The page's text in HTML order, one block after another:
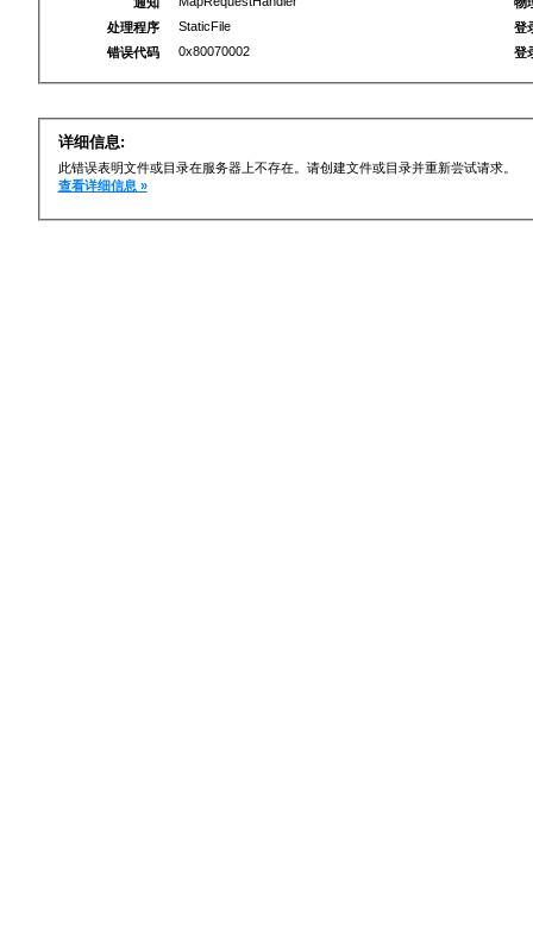
处理程序
StaticFile
错误代码
0x80070002
登
登
详细信息:
此错误表明文件或目录在服务器上不存在。请创建文件或目录并重新尝试请求。
查看详细信息 »